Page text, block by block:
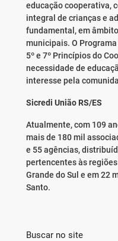
educação cooperativa,
integral de crianças e
fundamental, em
municipais. O
5º e 7º Princípios do
necessidade de
interesse pela
Sicredi União RS/ES
Atualmente, com 109
mais de 180 mil
e 55 agências,
pertencentes às
Grande do Sul e em 22
Santo.
Buscar no site